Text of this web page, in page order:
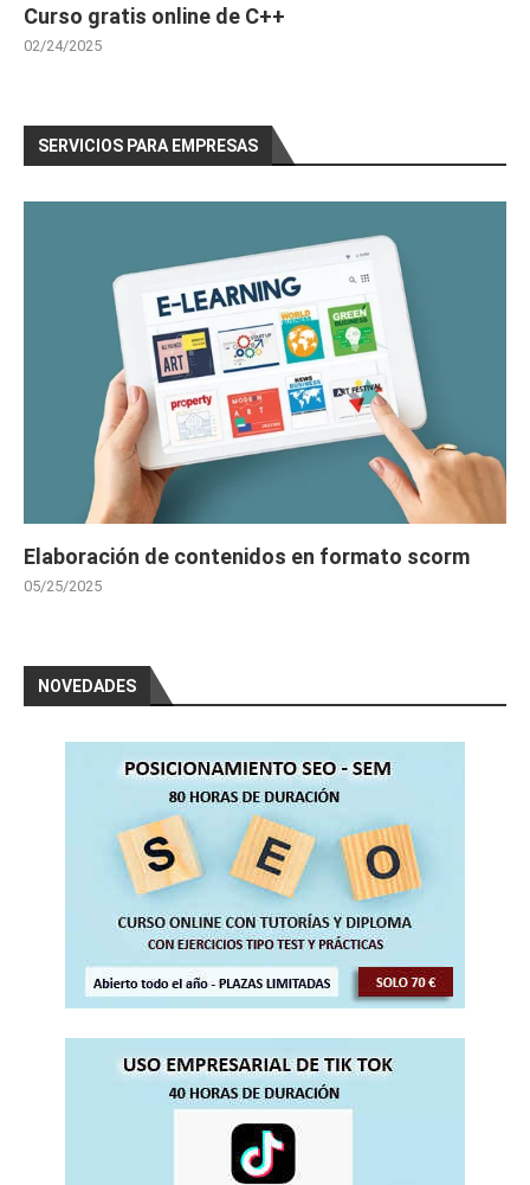
Curso gratis online de C++
02/24/2025
SERVICIOS PARA EMPRESAS
Elaboración de contenidos en formato scorm
05/25/2025
NOVEDADES